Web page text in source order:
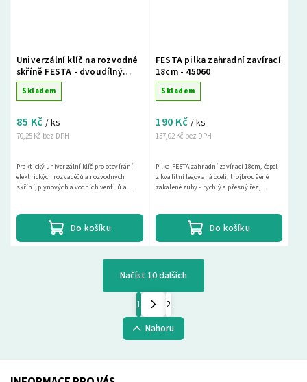
Univerzální klíč na rozvodné
skříně FESTA - dvoudílný
17458
Skladem
70,25 Kč bez DPH
85 Kč / ks
Do košíku
Praktický univerzální klíč pro otevírání
elektrických rozvaděčů a rozvodných
skříní, plynových a vodních ventilů a
FESTA pilka zahradní zavírací
18cm - 45060
Skladem
157,02 Kč bez DPH
190 Kč / ks
Do košíku
Pilka FESTA zahradní zavírací 18cm, čepel
z kvalitní legovaná oceli, trojbroušené
zakalené zuby - rychlý a přesný řez,
Načíst 10 dalších
1
2
Nahoru